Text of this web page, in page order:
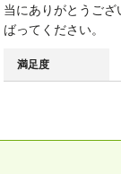
当にありがとうご
ばってください。
満足度